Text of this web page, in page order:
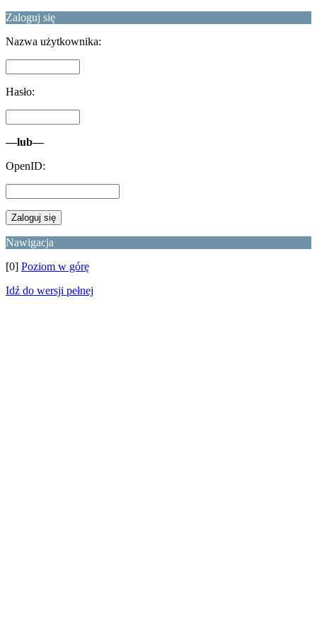
Zaloguj się
Nazwa użytkownika:
Hasło:
—lub—
OpenID:
Nawigacja
[0] Poziom w górę
Idź do wersji pełnej